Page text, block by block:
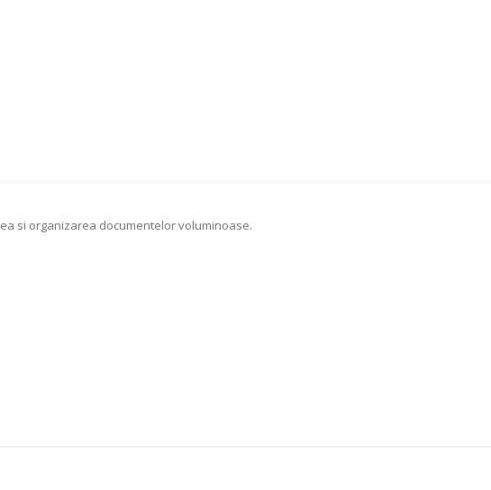
si organizarea documentelor voluminoase.